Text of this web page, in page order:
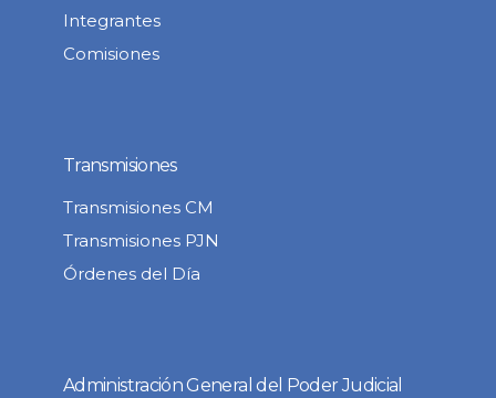
Integrantes
Comisiones
Transmisiones
Transmisiones CM
Transmisiones PJN
Órdenes del Día
Administración General del Poder Judicial